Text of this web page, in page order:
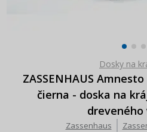
Dosky na
ZASSENHAUS
čierna - doska na
dreveného
Zassenhaus